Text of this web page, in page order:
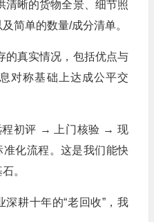
清晰的货物全景、细节照
简单的数量/成分清单。
的真实情况，包括优点与
对称基础上达成公平交
程初评 → 上门核验 → 现
化流程。这是我们能快
。
耕十年的“老回收”，我